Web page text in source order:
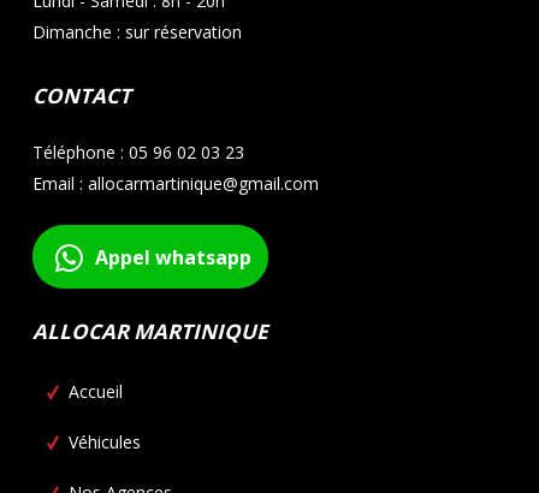
Dimanche : sur réservation
CONTACT
Téléphone : 05 96 02 03 23
Email : allocarmartinique@gmail.com
Appel whatsapp
ALLOCAR MARTINIQUE
Accueil
Véhicules